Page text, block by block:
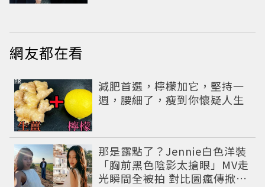
網友都在看
減肥首選，檸檬加它，堅持一
週，腰細了，瘦到你懷疑人生
PR
那是露點了？Jennie白色洋裝
「胸前黑色陰影太搶眼」MV走
光瞬間全被拍 對比圖瘋傳掀論